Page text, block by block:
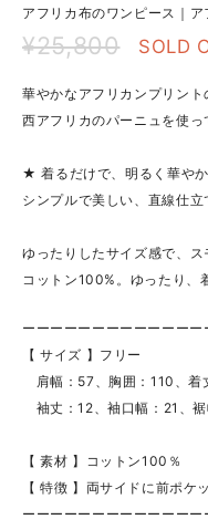
アフリカ布のワンピース｜
¥25,800 SOLD
華やかなアフリカンプリント
西アフリカのパーニュを使っ
★ 着るだけで、明るく華や
シンプルで美しい、直線仕立
ゆったりしたサイズ感で、ス
コットン100%。ゆったり、
ーーーーーーーーーーーーー
【 サイズ 】フリー
肩幅：57、胸囲：110、着
袖丈：12、袖口幅：21、
【 素材 】コットン100％
【 特徴 】両サイドに前ポケ
ーーーーーーーーーーーーー